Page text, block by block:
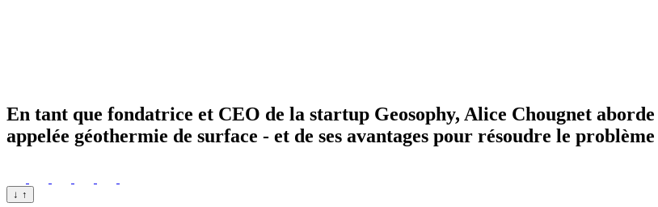
En tant que fondatrice et CEO de la startup Geosophy, Alice Chougnet
appelée géothermie de surface - et de ses avantages pour résoudre le
↓ ↑